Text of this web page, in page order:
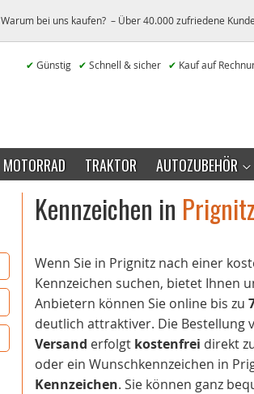
Warum bei uns kaufen? – Über 40.000 zufriedene
✔ Günstig ✔ Schnell & sicher ✔ Kauf auf
MOTORRAD TRAKTOR AUTOZUBEHÖR
Kennzeichen in Prignitz
Wenn Sie in Prignitz nach einer
Kennzeichen suchen, bietet Ihnen
Anbietern können Sie online bis zu
deutlich attraktiver. Die Bestellung
Versand erfolgt kostenfrei direkt
oder ein Wunschkennzeichen in
Kennzeichen. Sie können ganz